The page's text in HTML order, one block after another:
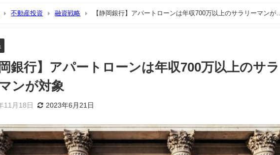
不動産投資 融資戦略
【静岡銀行】アパートローンは年収700万以上のサラリーマンが対
岡銀行】アパートローンは年収700万以上のサラ
ンが対象
11月18日 2023年6月21日